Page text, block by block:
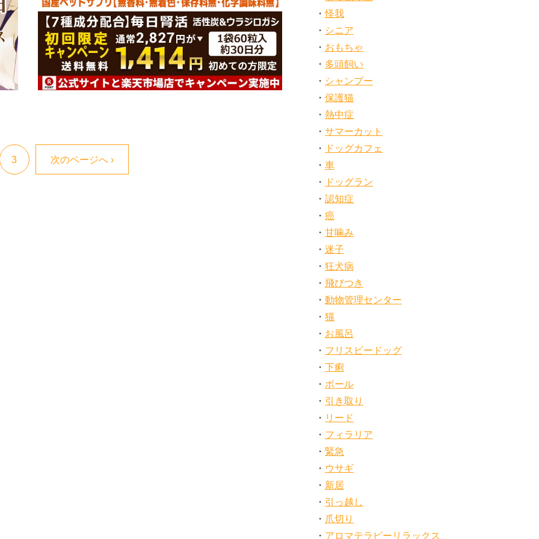
3 次のページへ ›
怪我
シニア
おもちゃ
多頭飼い
シャンプー
保護猫
熱中症
サマーカット
ドッグカフェ
車
ドッグラン
認知症
癌
甘噛み
迷子
狂犬病
飛びつき
動物管理センター
猫
お風呂
フリスビードッグ
下痢
ボール
引き取り
リード
フィラリア
緊急
ウサギ
新居
引っ越し
爪切り
アロマテラピーリラックス